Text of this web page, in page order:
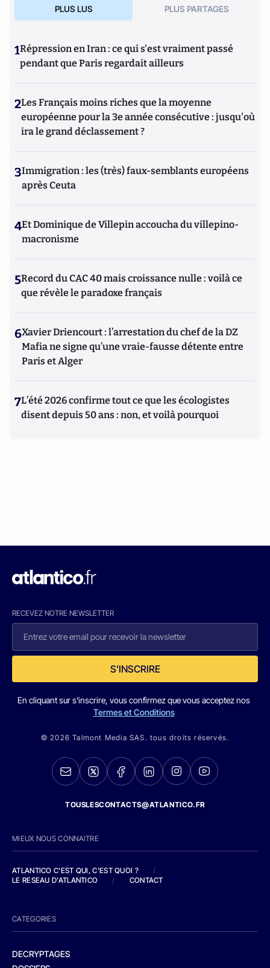
PLUS LUS PLUS PARTAGES
1Répression en Iran : ce qui s'est vraiment passé
pendant que Paris regardait ailleurs
2Les Français moins riches que la moyenne
européenne pour la 3e année consécutive : jusqu'où
ira le grand déclassement ?
3Immigration : les (très) faux-semblants européens
après Ceuta
4Et Dominique de Villepin accoucha du villepino-
macronisme
5Record du CAC 40 mais croissance nulle : voilà ce
que révèle le paradoxe français
6Xavier Driencourt : l’arrestation du chef de la DZ
Mafia ne signe qu’une vraie-fausse détente entre
Paris et Alger
7L’été 2026 confirme tout ce que les écologistes
disent depuis 50 ans : non, et voilà pourquoi
RECEVEZ NOTRE NEWSLETTER
S'INSCRIRE
En cliquant sur s'inscrire, vous confirmez que vous acceptez nos
Termes et Conditions
© 2026 Talmont Media SAS. tous droits réservés.
TOUSLESCONTACTS@ATLANTICO.FR
MIEUX NOUS CONNAITRE
ATLANTICO C'EST QUI, C'EST QUOI ?
/
LE RESEAU D'ATLANTICO
/ CONTACT
CATEGORIES
DECRYPTAGES